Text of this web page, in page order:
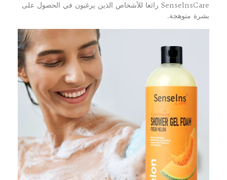
SenselnsCare رائعا للأشخاص الذين يرغبون في الحصول على
بشرة متوهجة.